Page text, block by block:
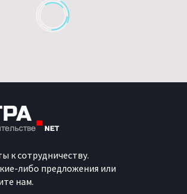
к сотрудничеству.
либо предложения или
нам.